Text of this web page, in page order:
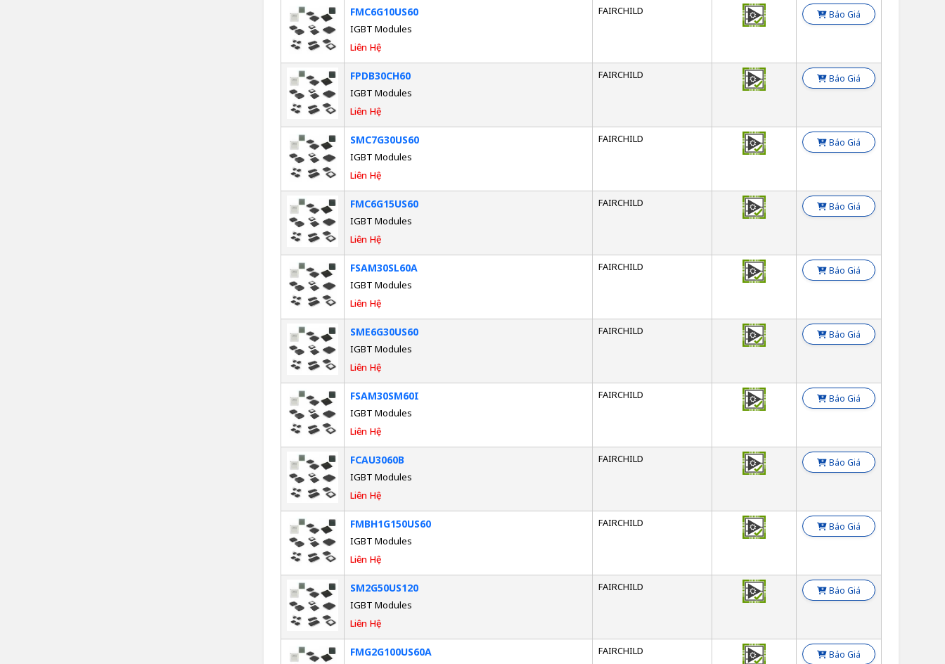
FMC6G10US60
IGBT Modules
Liên Hệ
FAIRCHILD Báo Giá
FPDB30CH60
IGBT Modules
Liên Hệ
FAIRCHILD Báo Giá
SMC7G30US60
IGBT Modules
Liên Hệ
FAIRCHILD Báo Giá
FMC6G15US60
IGBT Modules
Liên Hệ
FAIRCHILD Báo Giá
FSAM30SL60A
IGBT Modules
Liên Hệ
FAIRCHILD Báo Giá
SME6G30US60
IGBT Modules
Liên Hệ
FAIRCHILD Báo Giá
FSAM30SM60I
IGBT Modules
Liên Hệ
FAIRCHILD Báo Giá
FCAU3060B
IGBT Modules
Liên Hệ
FAIRCHILD Báo Giá
FMBH1G150US60
IGBT Modules
Liên Hệ
FAIRCHILD Báo Giá
SM2G50US120
IGBT Modules
Liên Hệ
FAIRCHILD Báo Giá
FMG2G100US60A FAIRCHILD Báo Giá